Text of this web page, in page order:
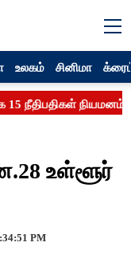
உலகம் சினிமா
உள்ளூர்
PM